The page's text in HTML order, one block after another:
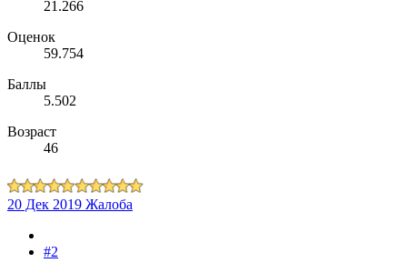
21.266
Оценок
59.754
Баллы
5.502
Возраст
46
20 Дек 2019 Жалоба
#2